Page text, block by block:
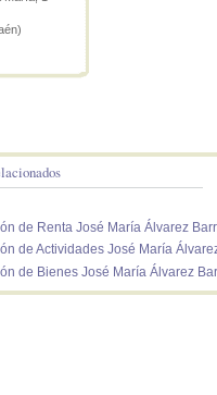
de Renta José María Álvarez
de Actividades José María
de Bienes José María Álvarez